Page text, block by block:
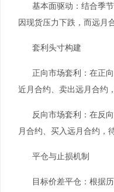
基本面驱动：结合季
因现货压力下跌，而远月
套利头寸构建
正向市场套利：在正
近月合约、卖出远月合约
反向市场套利：在反
月合约、买入远月合约，
平仓与止损机制
目标价差平仓：根据